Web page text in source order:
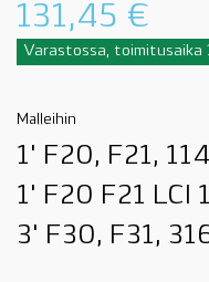
131,45 €
Varastossa, toimitusaika
Malleihin
1' F20, F21,
1' F20 F21 LCI
3' F30, F31,